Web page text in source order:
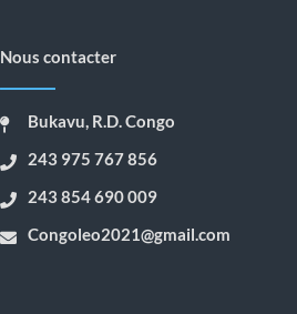
Nous contacter
Bukavu, R.D. Congo
243 975 767 856
243 854 690 009
Congoleo2021@gmail.com